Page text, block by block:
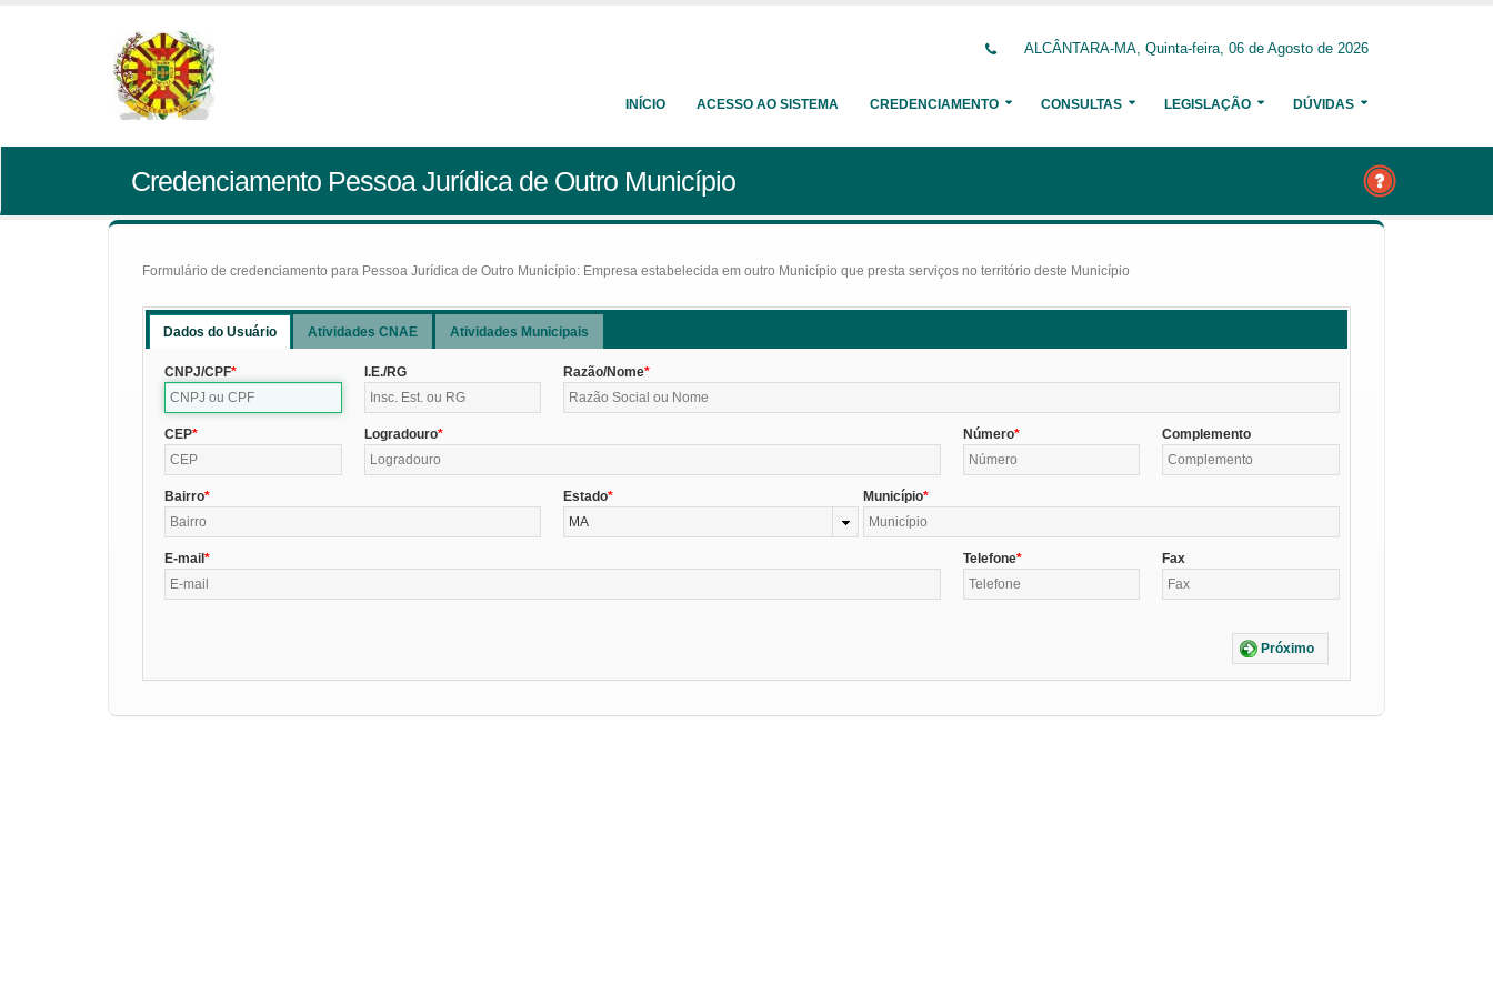
ALCÂNTARA-MA, Quinta-feira, 06 de Agosto de 2026
INÍCIO ACESSO AO SISTEMA CREDENCIAMENTO CONSULTAS LEGISLAÇÃO DÚVIDAS
Credenciamento Pessoa Jurídica de Outro Município
Formulário de credenciamento para Pessoa Jurídica de Outro Município: Empresa estabelecida em outro Município que presta serviços no território deste Município
Dados do Usuário Atividades CNAE Atividades Municipais
CNPJ/CPF I.E./RG Razão/Nome
CEP Logradouro Número Complemento
Bairro
Estado
MA
Município
E-mail Telefone Fax
Próximo